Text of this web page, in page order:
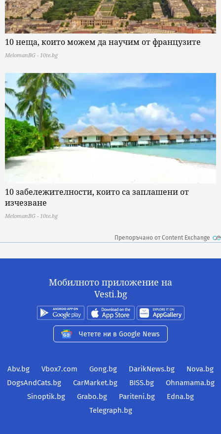
10 неща, които можем да научим от французите
MelomanBG - 10te.bg
10 забележителности, които са заплашени от
изчезване
MelomanBG - 10te.bg
Препоръчано от Content Exchange
Мобилното приложение на
Vesti.bg
Четете ни в Google News
Abv.bg Vbox7.com Gong.bg DarikNews.bg
Nova.bg
DogsAndCats.bg
CarMarket.bg BISS.bg
Ohnamama.bg
Sinoptik.bg
Grabo.bg Pariteni.bg
Edna.bg
Telegraph.bg